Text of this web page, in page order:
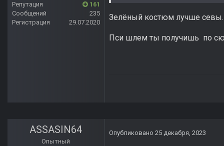
Репутация
161
Сообщений
235
Регистрация
29.07.2020
Зелёный костюм лучше
Пси шлем ты получишь по
ASSASIN64
Опытный
Опубликовано 25 декабря, 2023